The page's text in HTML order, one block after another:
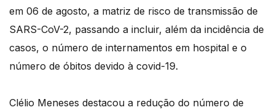
em 06 de agosto, a matriz de risco de transmissão de
SARS-CoV-2, passando a incluir, além da incidência de
casos, o número de internamentos em hospital e o
número de óbitos devido à covid-19.
Clélio Meneses destacou a redução do número de